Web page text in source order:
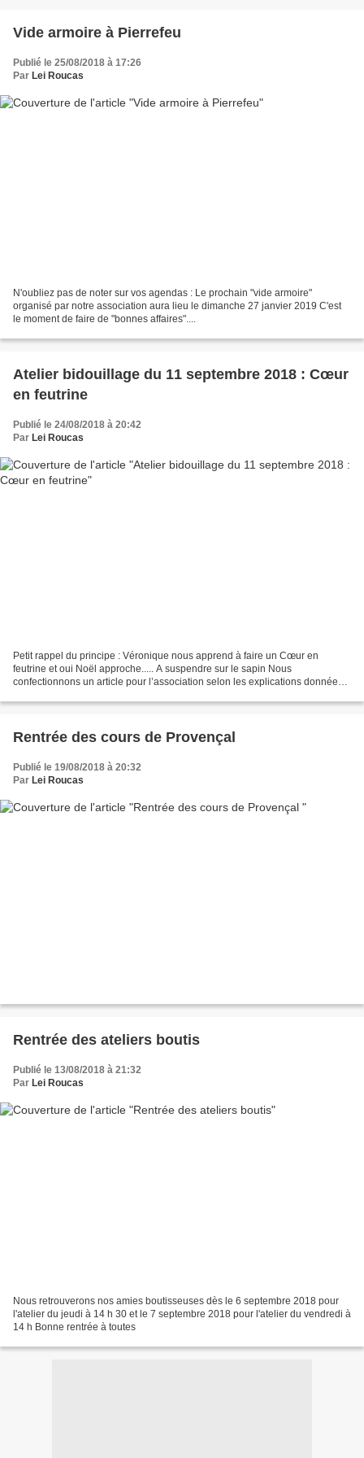
Vide armoire à Pierrefeu
Publié le 25/08/2018 à 17:26
Par Lei Roucas
N'oubliez pas de noter sur vos agendas : Le prochain "vide armoire"
organisé par notre association aura lieu le dimanche 27 janvier 2019 C'est
le moment de faire de "bonnes affaires"....
Atelier bidouillage du 11 septembre 2018 : Cœur
en feutrine
Publié le 24/08/2018 à 20:42
Par Lei Roucas
Petit rappel du principe : Véronique nous apprend à faire un Cœur en
feutrine et oui Noël approche..... A suspendre sur le sapin Nous
confectionnons un article pour l’association selon les explications données
Rentrée des cours de Provençal
Publié le 19/08/2018 à 20:32
Par Lei Roucas
Rentrée des ateliers boutis
Publié le 13/08/2018 à 21:32
Par Lei Roucas
Nous retrouverons nos amies boutisseuses dès le 6 septembre 2018 pour
l'atelier du jeudi à 14 h 30 et le 7 septembre 2018 pour l'atelier du vendredi à
14 h Bonne rentrée à toutes